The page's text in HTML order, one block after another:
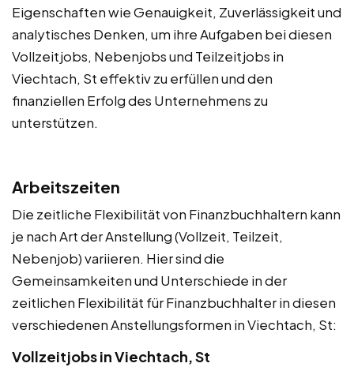
Eigenschaften wie Genauigkeit, Zuverlässigkeit und
analytisches Denken, um ihre Aufgaben bei diesen
Vollzeitjobs, Nebenjobs und Teilzeitjobs in
Viechtach, St effektiv zu erfüllen und den
finanziellen Erfolg des Unternehmens zu
unterstützen.
Arbeitszeiten
Die zeitliche Flexibilität von Finanzbuchhaltern kann
je nach Art der Anstellung (Vollzeit, Teilzeit,
Nebenjob) variieren. Hier sind die
Gemeinsamkeiten und Unterschiede in der
zeitlichen Flexibilität für Finanzbuchhalter in diesen
verschiedenen Anstellungsformen in Viechtach, St:
Vollzeitjobs in Viechtach, St